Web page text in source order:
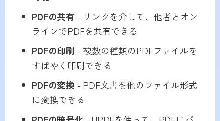
PDFの共有 - リンクを介して、他者とオン
ラインでPDFを共有できる
PDFの印刷 - 複数の種類のPDFファイルを
すばやく印刷できる
PDFの変換 - PDF文書を他のファイル形式
に変換できる